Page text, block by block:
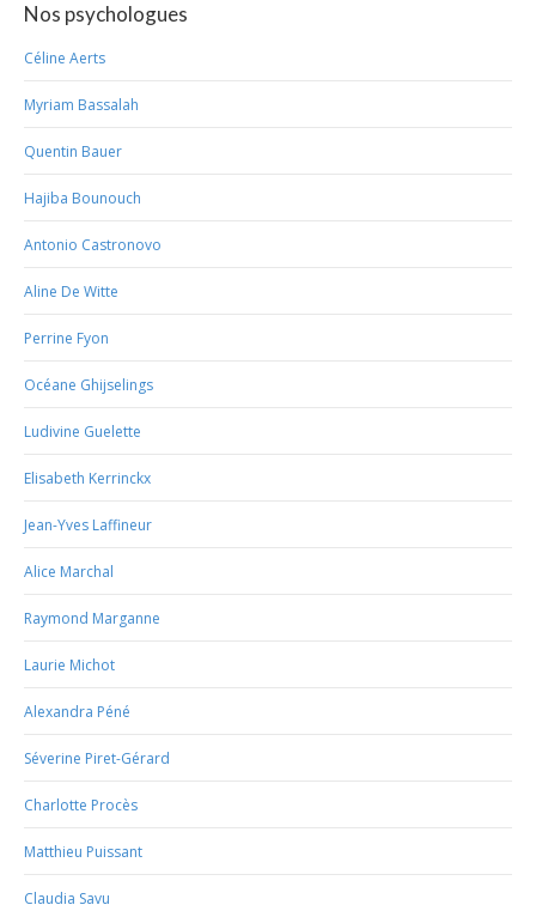
Nos psychologues
Céline Aerts
Myriam Bassalah
Quentin Bauer
Hajiba Bounouch
Antonio Castronovo
Aline De Witte
Perrine Fyon
Océane Ghijselings
Ludivine Guelette
Elisabeth Kerrinckx
Jean-Yves Laffineur
Alice Marchal
Raymond Marganne
Laurie Michot
Alexandra Péné
Séverine Piret-Gérard
Charlotte Procès
Matthieu Puissant
Claudia Savu